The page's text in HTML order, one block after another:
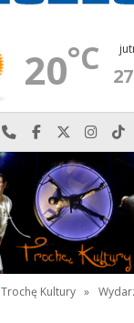
20°C 27
Najlepiej po prostu
Odwiedź nas
Odwiedź
Trochę Kultury »